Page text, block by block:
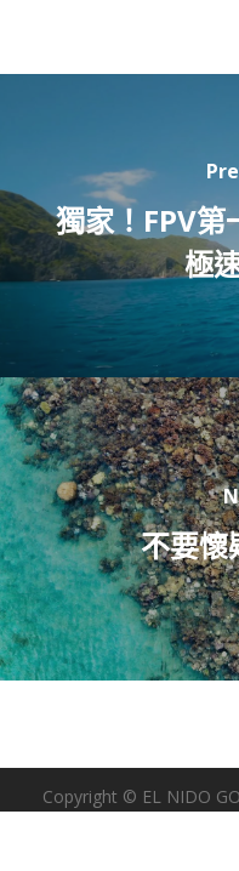
獨家！FPV第
極
不要懷
Copyright © EL NIDO